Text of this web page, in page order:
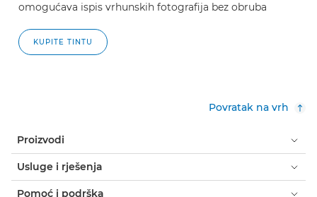
omogućava ispis vrhunskih fotografija bez obruba
KUPITE TINTU
Povratak na vrh
Proizvodi
Usluge i rješenja
Pomoć i podrška